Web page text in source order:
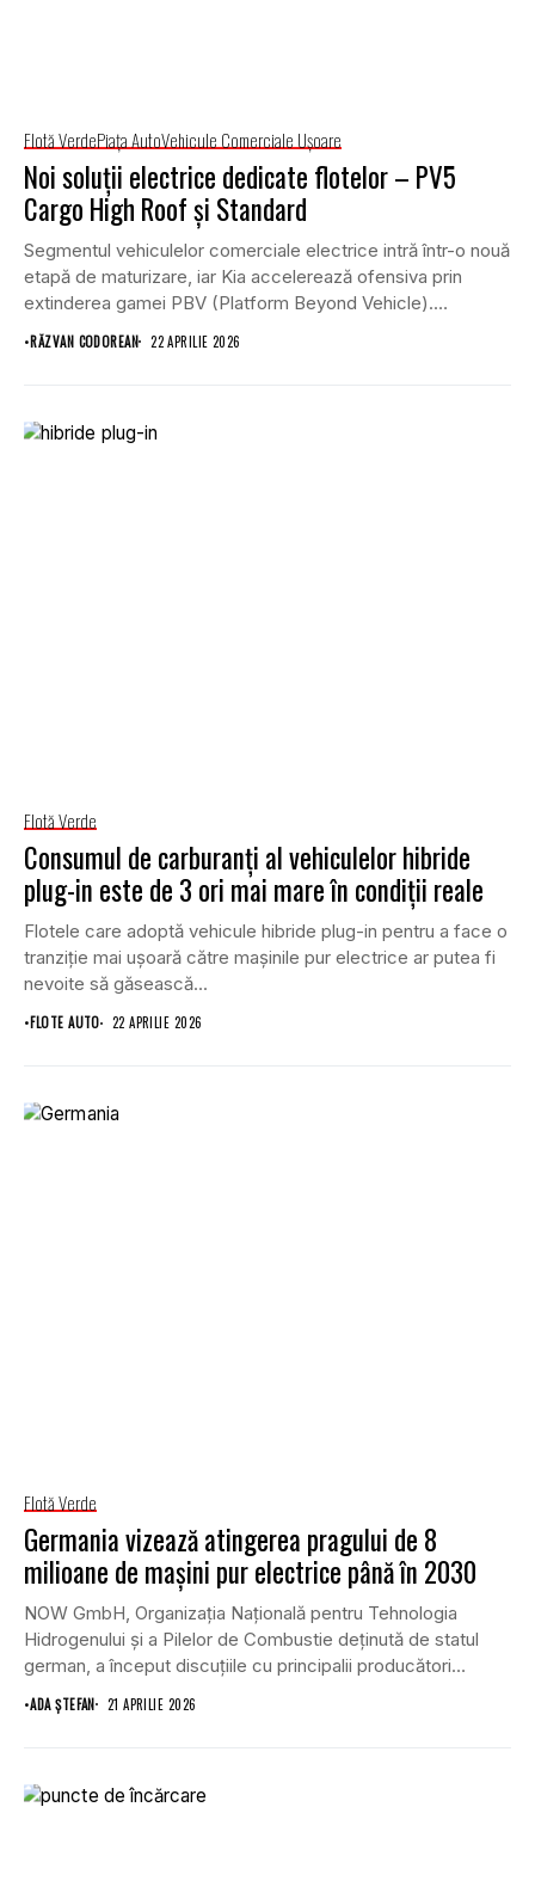
Flotă VerdePiaţa AutoVehicule Comerciale Uşoare
Noi soluții electrice dedicate flotelor – PV5
Cargo High Roof și Standard
Segmentul vehiculelor comerciale electrice intră într-o nouă
etapă de maturizare, iar Kia accelerează ofensiva prin
extinderea gamei PBV (Platform Beyond Vehicle).
Lansarea noilor...
•RĂZVAN CODOREAN 22 APRILIE 2026
Flotă Verde
Consumul de carburanți al vehiculelor hibride
plug-in este de 3 ori mai mare în condiții reale
Flotele care adoptă vehicule hibride plug-in pentru a face o
tranziție mai ușoară către mașinile pur electrice ar putea fi
nevoite să găsească...
•FLOTE AUTO 22 APRILIE 2026
Flotă Verde
Germania vizează atingerea pragului de 8
milioane de mașini pur electrice până în 2030
NOW GmbH, Organizația Națională pentru Tehnologia
Hidrogenului și a Pilelor de Combustie deținută de statul
german, a început discuțiile cu principalii producători
•ADA ȘTEFAN 21 APRILIE 2026